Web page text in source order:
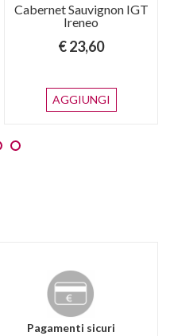
Cabernet Sauvignon IGT
Ireneo
€ 23,60
AGGIUNGI
Pagamenti sicuri